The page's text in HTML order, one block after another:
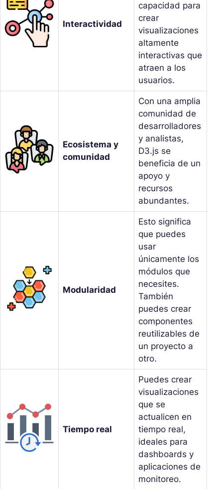
Interactividad
capacidad para
crear
visualizaciones
altamente
interactivas que
atraen a los
usuarios.
Ecosistema y
comunidad
Con una amplia
comunidad de
desarrolladores
y analistas,
D3.js se
beneficia de un
apoyo y
recursos
abundantes.
Modularidad
Esto significa
que puedes
usar
únicamente los
módulos que
necesites.
También
puedes crear
componentes
reutilizables de
un proyecto a
otro.
Tiempo real
Puedes crear
visualizaciones
que se
actualicen en
tiempo real,
ideales para
dashboards y
aplicaciones de
monitoreo.